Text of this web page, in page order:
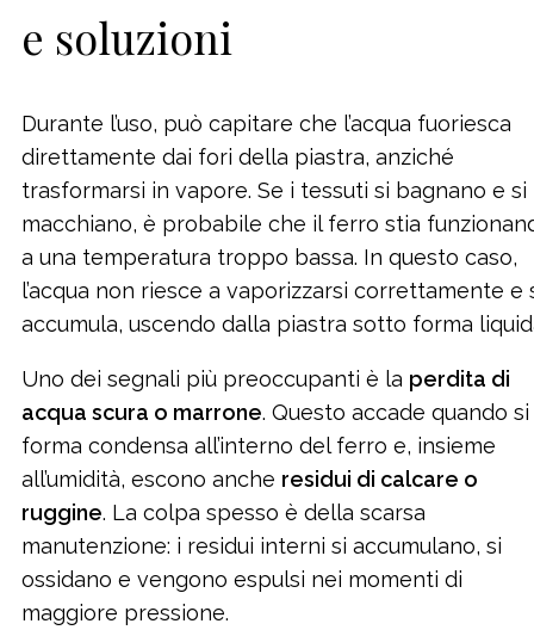
e soluzioni
Durante l’uso, può capitare che l’acqua fuoriesca
direttamente dai fori della piastra, anziché
trasformarsi in vapore. Se i tessuti si bagnano e si
macchiano, è probabile che il ferro stia
a una temperatura troppo bassa. In questo caso,
l’acqua non riesce a vaporizzarsi correttamente e
accumula, uscendo dalla piastra sotto forma
Uno dei segnali più preoccupanti è la perdita di
acqua scura o marrone. Questo accade quando si
forma condensa all’interno del ferro e, insieme
all’umidità, escono anche residui di calcare o
ruggine. La colpa spesso è della scarsa
manutenzione: i residui interni si accumulano, si
ossidano e vengono espulsi nei momenti di
maggiore pressione.